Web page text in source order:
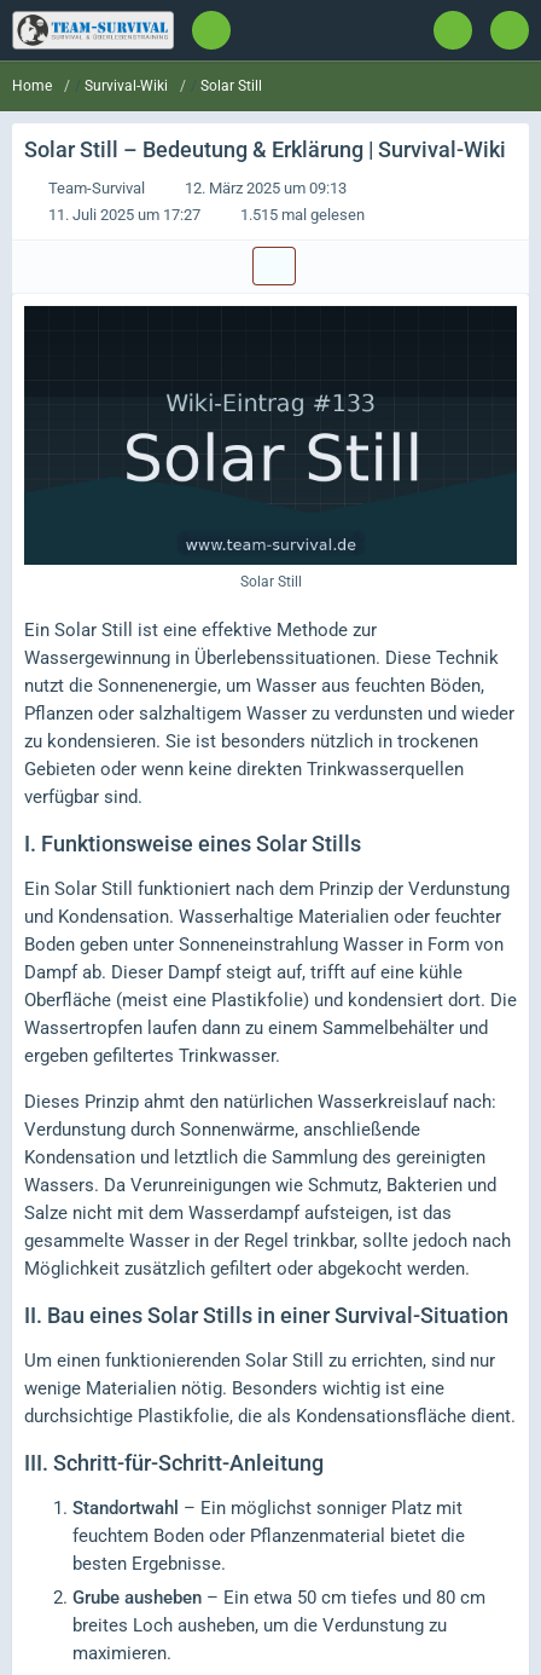
Home Survival-Wiki Solar Still
Solar Still – Bedeutung & Erklärung | Survival-Wiki
Team-Survival
12. März 2025 um 09:13
11. Juli 2025 um 17:27
1.515 mal gelesen
Solar Still
Ein Solar Still ist eine effektive Methode zur
Wassergewinnung in Überlebenssituationen. Diese Technik
nutzt die Sonnenenergie, um Wasser aus feuchten Böden,
Pflanzen oder salzhaltigem Wasser zu verdunsten und wieder
zu kondensieren. Sie ist besonders nützlich in trockenen
Gebieten oder wenn keine direkten Trinkwasserquellen
verfügbar sind.
I. Funktionsweise eines Solar Stills
Ein Solar Still funktioniert nach dem Prinzip der Verdunstung
und Kondensation. Wasserhaltige Materialien oder feuchter
Boden geben unter Sonneneinstrahlung Wasser in Form von
Dampf ab. Dieser Dampf steigt auf, trifft auf eine kühle
Oberfläche (meist eine Plastikfolie) und kondensiert dort. Die
Wassertropfen laufen dann zu einem Sammelbehälter und
ergeben gefiltertes Trinkwasser.
Dieses Prinzip ahmt den natürlichen Wasserkreislauf nach:
Verdunstung durch Sonnenwärme, anschließende
Kondensation und letztlich die Sammlung des gereinigten
Wassers. Da Verunreinigungen wie Schmutz, Bakterien und
Salze nicht mit dem Wasserdampf aufsteigen, ist das
gesammelte Wasser in der Regel trinkbar, sollte jedoch nach
Möglichkeit zusätzlich gefiltert oder abgekocht werden.
II. Bau eines Solar Stills in einer Survival-Situation
Um einen funktionierenden Solar Still zu errichten, sind nur
wenige Materialien nötig. Besonders wichtig ist eine
durchsichtige Plastikfolie, die als Kondensationsfläche dient.
III. Schritt-für-Schritt-Anleitung
Standortwahl – Ein möglichst sonniger Platz mit
feuchtem Boden oder Pflanzenmaterial bietet die
besten Ergebnisse.
Grube ausheben – Ein etwa 50 cm tiefes und 80 cm
breites Loch ausheben, um die Verdunstung zu
maximieren.